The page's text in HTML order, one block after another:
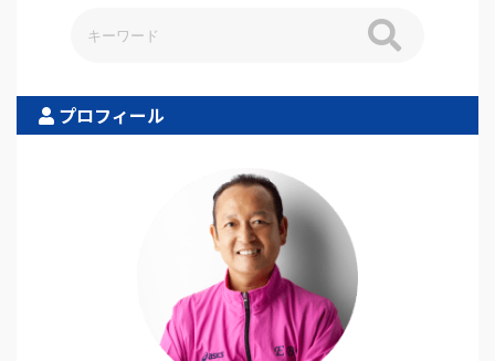
プロフィール